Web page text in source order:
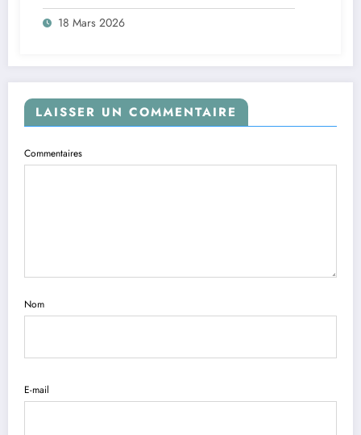
18 Mars 2026
LAISSER UN COMMENTAIRE
Commentaires
Nom
E-mail